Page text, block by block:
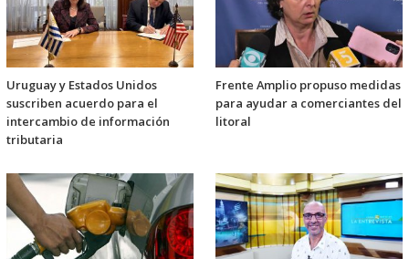
Uruguay y Estados Unidos
suscriben acuerdo para el
intercambio de información
tributaria
Frente Amplio propuso medidas
para ayudar a comerciantes del
litoral